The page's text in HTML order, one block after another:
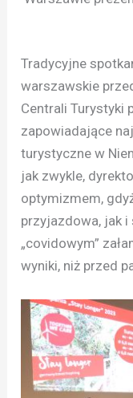
Tradycyjne
warszawskie
Centrali Turystyki
zapowiadające
turystyczne w
jak zwykle,
optymizmem,
przyjazdowa, jak i
„covidowym”
wyniki, niż przed